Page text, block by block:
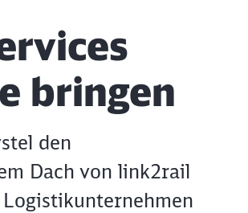
bringen
den
Dach von link2rail